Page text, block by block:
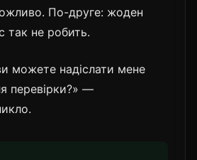
По-друге: жоден
так не робить.
можете надіслати мене
перевірки?» —